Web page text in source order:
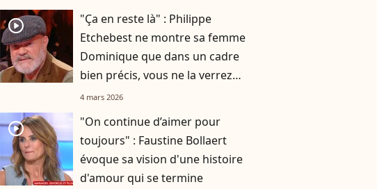
player2
"Ça en reste là" : Philippe
Etchebest ne montre sa femme
Dominique que dans un cadre
bien précis, vous ne la verrez
pas en dehors de ça
4 mars 2026
player2
"On continue d’aimer pour
toujours" : Faustine Bollaert
évoque sa vision d'une histoire
d'amour qui se termine